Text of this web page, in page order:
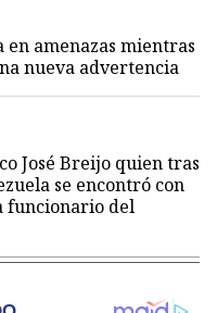
en amenazas mientras
nueva advertencia
José Breijo quien tras
se encontró con
funcionario del